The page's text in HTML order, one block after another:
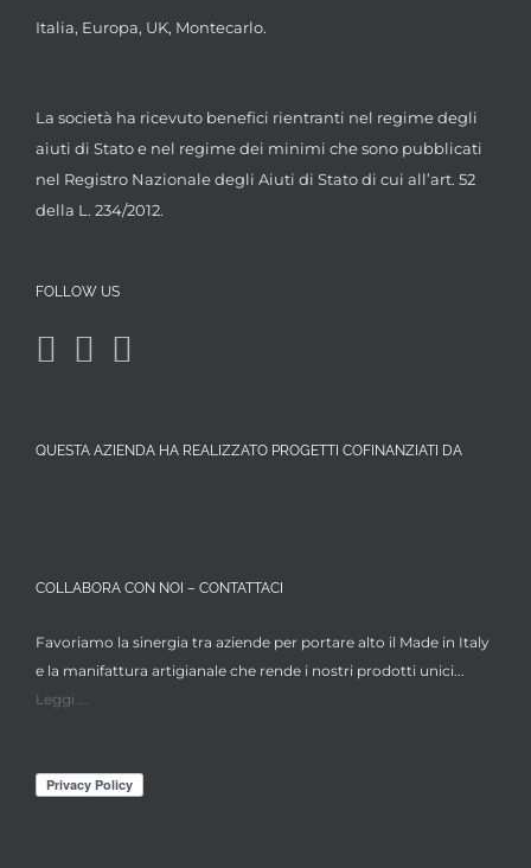
Italia, Europa, UK, Montecarlo.
La società ha ricevuto benefici rientranti nel regime degli
aiuti di Stato e nel regime dei minimi che sono pubblicati
nel Registro Nazionale degli Aiuti di Stato di cui all’art. 52
della L. 234/2012.
FOLLOW US
QUESTA AZIENDA HA REALIZZATO PROGETTI COFINANZIATI DA
COLLABORA CON NOI – CONTATTACI
Favoriamo la sinergia tra aziende per portare alto il Made in Italy
e la manifattura artigianale che rende i nostri prodotti unici...
Leggi ...